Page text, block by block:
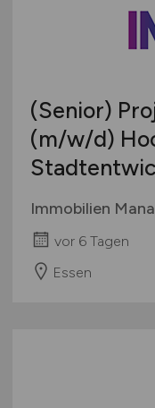
geringfügige
Berufseinstieg /
Studentenjobs /
Ausbildung /
Praktikum
Mecklenburg-
Niedersachsen
Nordrhein-
Saarland
Sachsen
Sachsen-Anhalt
(Senior)
(m/w/d)
Immobilien
vor 6 Tagen
Essen